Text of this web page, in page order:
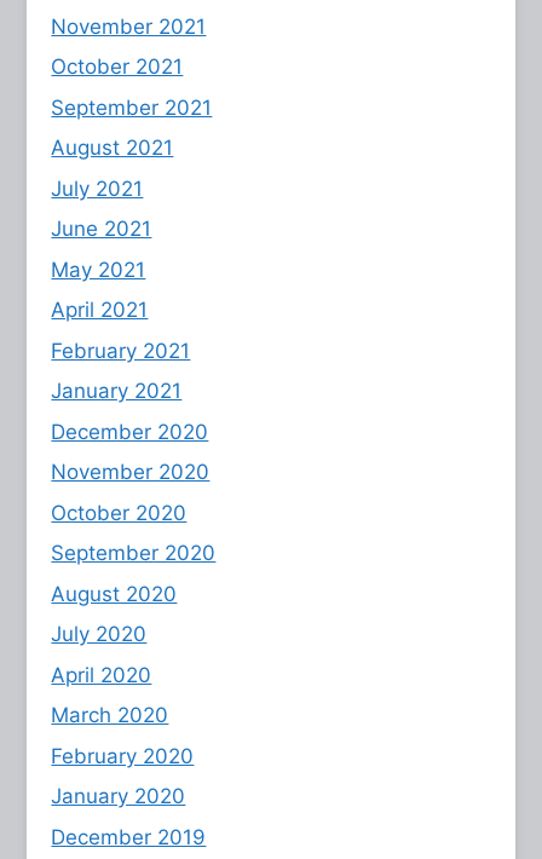
November 2021
October 2021
September 2021
August 2021
July 2021
June 2021
May 2021
April 2021
February 2021
January 2021
December 2020
November 2020
October 2020
September 2020
August 2020
July 2020
April 2020
March 2020
February 2020
January 2020
December 2019